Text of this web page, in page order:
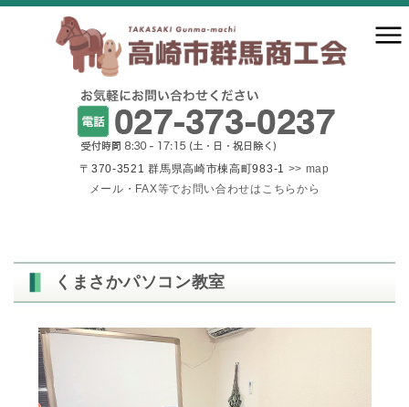
〒370-3521 群馬県高崎市棟高町983-1 >> map
メール・FAX等でお問い合わせはこちらから
くまさかパソコン教室